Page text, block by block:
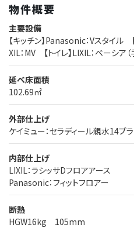
物件概要
主要設備
【キッチン】Panasonic：Vスタイ
XIL：MV 【トイレ】LIXIL：ベーシア
延べ床面積
102.69㎡
外部仕上げ
ケイミュー：セラディール親水14プ
内部仕上げ
LIXIL：ラシッサDフロアアース
Panasonic：フィットフロアー
断熱
HGW16kg 105mm